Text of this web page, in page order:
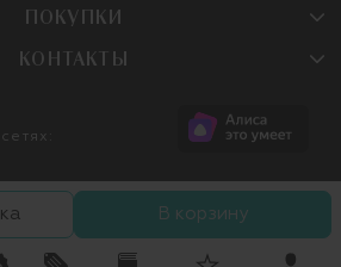
ПОКУПКИ
КОНТАКТЫ
В корзину